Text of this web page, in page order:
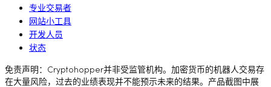
专业交易者
网站小工具
开发人员
状态
免责声明：Cryptohopper并非受监管机构。加密货币的机器人交易存
在大量风险，过去的业绩表现并不能预示未来的结果。产品截图中展